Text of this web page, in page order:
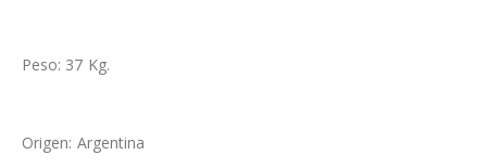
Peso: 37 Kg.
Origen: Argentina